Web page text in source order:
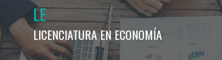
LE
LICENCIATURA EN ECONOMÍA